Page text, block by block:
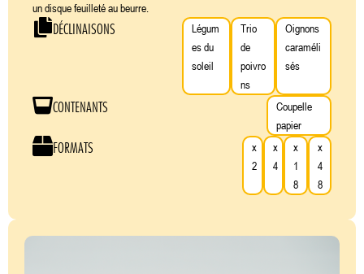
un disque feuilleté au beurre.
DÉCLINAISONS
Légum
es du
soleil
Trio
de
poivro
ns
Oignons
caraméli
sés
CONTENANTS
Coupelle
papier
FORMATS
x
2
x
4
x
1
8
x
4
8